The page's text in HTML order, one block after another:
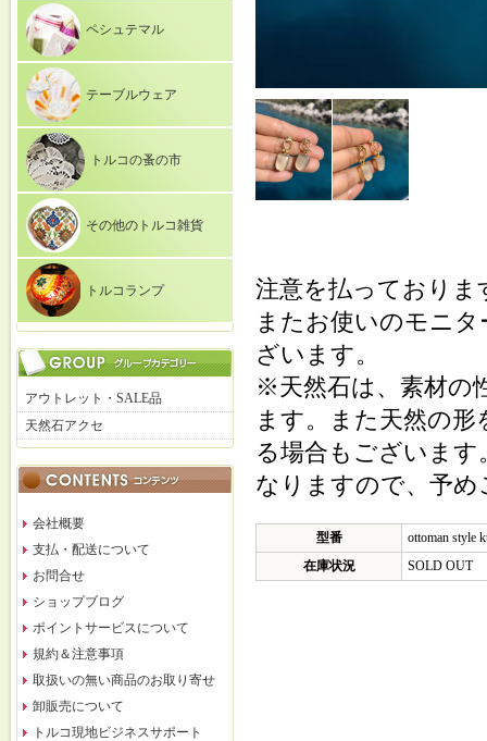
ペシュテマル
テーブルウェア
トルコの蚤の市
その他のトルコ雑貨
トルコランプ
アウトレット・SALE品
天然石アクセ
会社概要
支払・配送について
お問合せ
ショップブログ
ポイントサービスについて
規約＆注意事項
取扱いの無い商品のお取り寄せ
卸販売について
トルコ現地ビジネスサポート
注意を払っておりま
またお使いのモニ
ざいます。
※天然石は、素材の
ます。また天然の
る場合もございま
なりますので、予
型番
ottoman style
在庫状況
SOLD OUT